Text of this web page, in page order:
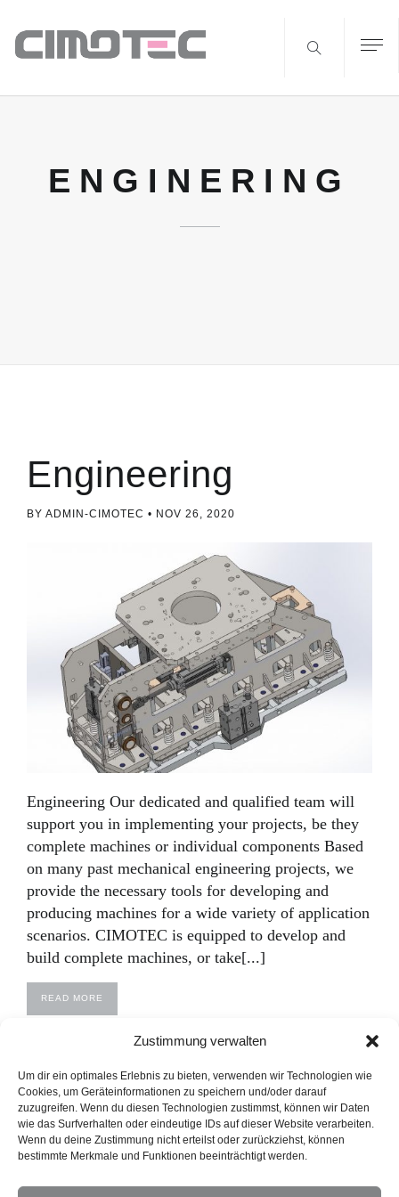
Zustimmung verwalten
Um dir ein optimales Erlebnis zu bieten, verwenden wir Technologien wie
Cookies, um Geräteinformationen zu speichern und/oder darauf
zuzugreifen. Wenn du diesen Technologien zustimmst, können wir Daten
wie das Surfverhalten oder eindeutige IDs auf dieser Website verarbeiten.
Wenn du deine Zustimmung nicht erteilst oder zurückziehst, können
bestimmte Merkmale und Funktionen beeinträchtigt werden.
ENGINERING
Engineering
BY ADMIN-CIMOTEC NOV 26, 2020
Engineering Our dedicated and qualified team will
support you in implementing your projects, be they
complete machines or individual components Based
on many past mechanical engineering projects, we
provide the necessary tools for developing and
producing machines for a wide variety of application
scenarios. CIMOTEC is equipped to develop and
build complete machines, or take[...]
READ MORE
Privacy Policy